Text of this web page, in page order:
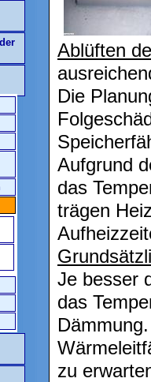
Ablüften
Die
Aufgrund
das
trägen
Je besser
das
zu